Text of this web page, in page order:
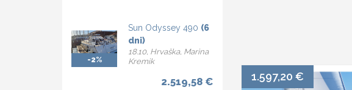
1.597,20 €
-2%
Sun Odyssey 490 (6
dni)
18.10, Hrvaška, Marina
Kremik
2.519,58 €